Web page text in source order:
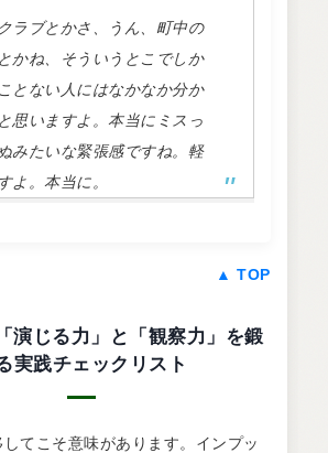
ラブとかさ、うん、町中の
かね、そういうとこでしか
とない人にはなかなか分か
思いますよ。本当にミスっ
みたいな緊張感ですね。軽
よ。本当に。
▲ TOP
演じる力」と「観察力」を鍛
実践チェックリスト
てこそ意味があります。インプッ